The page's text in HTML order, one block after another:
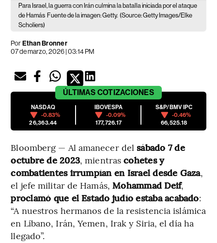
Para Israel, la guerra con Irán culmina la batalla iniciada por el ataque
de Hamás Fuente de la imagen: Getty. (Source: Getty Images/Elke
Scholiers)
PorEthan Bronner
07 de marzo, 2026 | 03:14 PM
ÚLTIMAS COTIZACIONES
NASDAQ
-0.83%
26,363.44
IBOVESPA
-0.09%
177,726.17
S&P/BMV IPC
-0.46%
66,525.18
Bloomberg — Al amanecer delsábado 7 de
octubre de 2023, mientrascohetes y
combatientes irrumpían en Israel desde Gaza,
el jefe militar de Hamás, Mohammad Deif,
proclamó que el Estado judío estaba acabado:
“A nuestros hermanos de la resistencia islámica
en Líbano, Irán, Yemen, Irak y Siria, el día ha
llegado”.